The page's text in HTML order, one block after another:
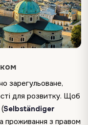
зарегульоване,
для розвитку. Щоб
Selbständiger
проживання з правом